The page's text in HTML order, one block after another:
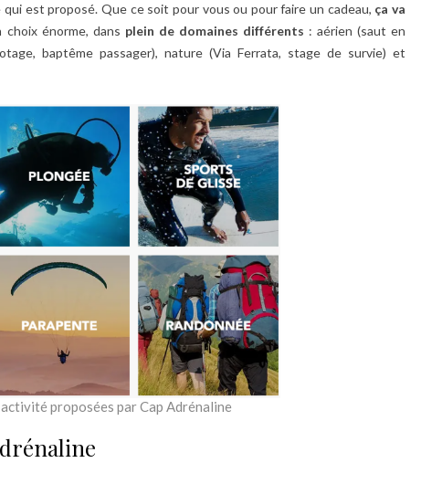
est proposé. Que ce soit pour vous ou pour faire un cadeau, ça va
énorme, dans plein de domaines différents : aérien (saut en
baptême passager), nature (Via Ferrata, stage de survie) et
proposées par Cap Adrénaline